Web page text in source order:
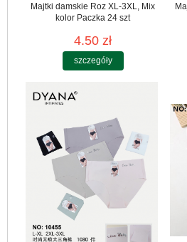
Majtki damskie Roz XL-3XL, Mix
kolor Paczka 24 szt
4.50 zł
szczegóły